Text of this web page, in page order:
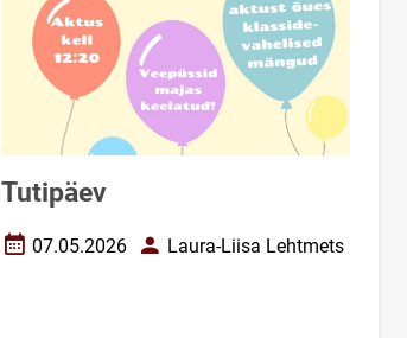
Tutipäev
Loomise kuupäev
07.05.2026 AutorLaura-Liisa Lehtmets